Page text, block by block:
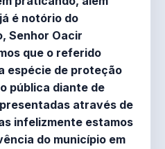
é notório do
Senhor Oacir
que o referido
espécie de proteção
pública diante de
através de
infelizmente estamos
do município em